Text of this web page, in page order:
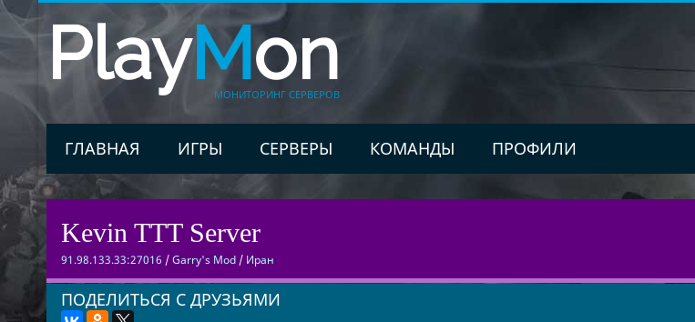
PlayMon
МОНИТОРИНГ СЕРВЕРОВ
ГЛАВНАЯ ИГРЫ СЕРВЕРЫ КОМАНДЫ ПРОФИЛИ
Kevin TTT Server
91.98.133.33:27016 /Garry's Mod/ Иран
ПОДЕЛИТЬСЯ С ДРУЗЬЯМИ